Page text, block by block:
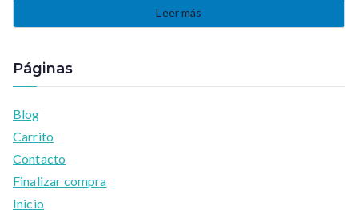
Leer más
Páginas
Blog
Carrito
Contacto
Finalizar compra
Inicio